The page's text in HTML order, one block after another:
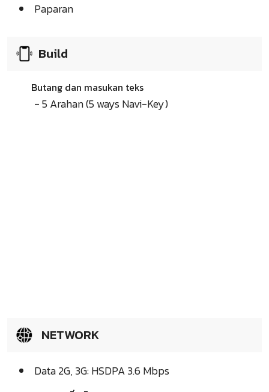
Paparan
Build
Butang dan masukan teks
- 5 Arahan (5 ways Navi-Key)
NETWORK
Data 2G, 3G: HSDPA 3.6 Mbps